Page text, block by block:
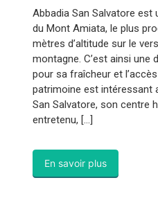
Abbadia San Salvatore est
du Mont Amiata, le plus
mètres d’altitude sur le
montagne. C’est ainsi une
pour sa fraîcheur et
patrimoine est intéressant
San Salvatore, son centre
entretenu, […]
En savoir plus